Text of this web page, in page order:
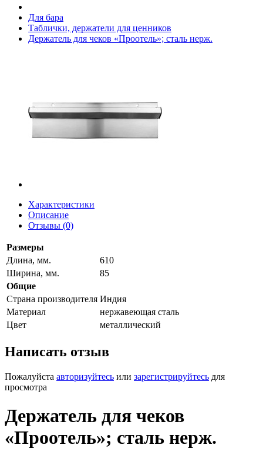
Для бара
Таблички, держатели для ценников
Держатель для чеков «Проотель»; сталь нерж.
Характеристики
Описание
Отзывы (0)
Размеры
Длина, мм.
610
Ширина, мм.
85
Общие
Страна производителя Индия
Материал
нержавеющая сталь
Цвет
металлический
Написать отзыв
Пожалуйста авторизуйтесь или зарегистрируйтесь для
просмотра
Держатель для чеков
«Проотель»; сталь нерж.